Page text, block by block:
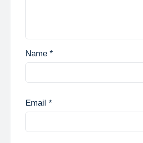
Name *
Email *